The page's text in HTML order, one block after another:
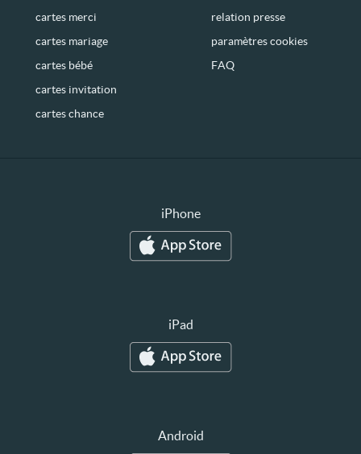
cartes merci
cartes mariage
cartes bébé
cartes invitation
cartes chance
relation presse
paramètres cookies
FAQ
iPhone
iPad
Android